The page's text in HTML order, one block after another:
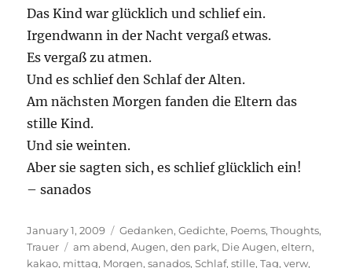
Das Kind war glücklich und schlief ein.
Irgendwann in der Nacht vergaß etwas.
Es vergaß zu atmen.
Und es schlief den Schlaf der Alten.
Am nächsten Morgen fanden die Eltern das
stille Kind.
Und sie weinten.
Aber sie sagten sich, es schlief glücklich ein!
– sanados
Posted
on
January 1, 2009 Categories
Gedanken,Gedichte, Poems,Thoughts,
Trauer
Tags
am abend,Augen,den park, Die Augen,eltern,
kakao, mittag, Morgen,sanados,Schlaf,stille,Tag,verw,